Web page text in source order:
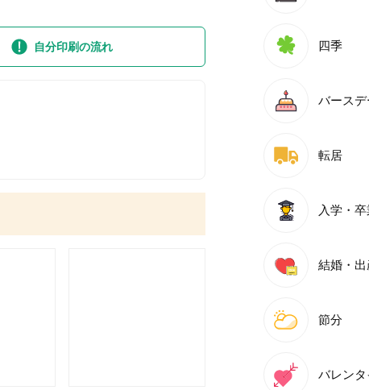
トピック
自分印刷の流れ 四季
バースデ
転居
入学・卒
結婚・出
節分
バレン